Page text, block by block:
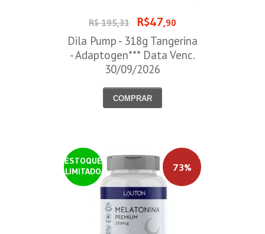
R$ 195,31 R$47,90
Dila Pump - 318g Tangerina
- Adaptogen*** Data Venc.
30/09/2026
COMPRAR
ESTOQUE
LIMITADO
73%